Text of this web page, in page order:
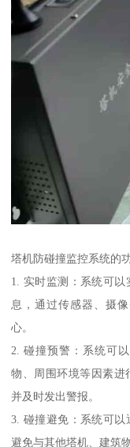
塔机防碰撞监控系统的
1. 实时监测：系统可
息，通过传感器、摄
心。
2. 碰撞预警：系统可
物、周围环境等因素进
并及时发出警报。
3. 碰撞避免：系统可以
避免与其他塔机、建筑